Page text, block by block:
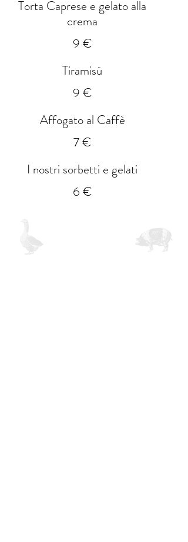
Torta Caprese e gelato alla
crema
9 €
Tiramisù
9 €
Affogato al Caffè
7 €
I nostri sorbetti e gelati
6 €